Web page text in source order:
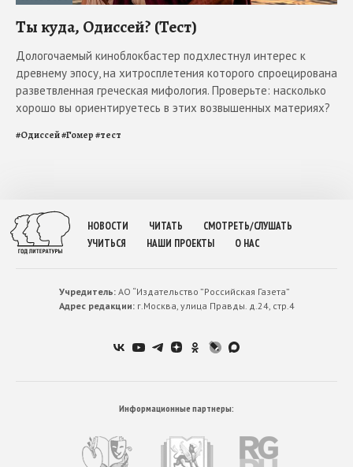
Ты куда, Одиссей? (Тест)
Дологочаемый киноблокбастер подхлестнул интерес к
древнему эпосу, на хитросплетения которого спроецирована
разветвленная греческая мифология. Проверьте: насколько
хорошо вы ориентируетесь в этих возвышенных материях?
#Одиссей#Гомер#тест
НОВОСТИ ЧИТАТЬ
СМОТРЕТЬ/СЛУШАТЬ
УЧИТЬСЯ
НАШИ ПРОЕКТЫ О НАС
Учредитель:АО “Издательство ”Российская Газета”
Адрес редакции:г.Москва, улица Правды. д.24, стр.4
Информационные партнеры: